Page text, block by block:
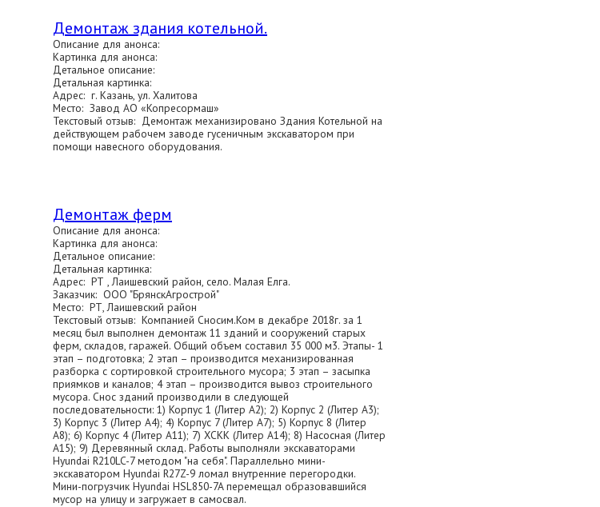
Демонтаж здания котельной.
Описание для анонса:
Картинка для анонса:
Детальное описание:
Детальная картинка:
Адрес: г. Казань, ул. Халитова
Место: Завод АО «Копресормаш»
Текстовый отзыв: Демонтаж механизировано Здания Котельной на
действующем рабочем заводе гусеничным экскаватором при
помощи навесного оборудования.
Демонтаж ферм
Описание для анонса:
Картинка для анонса:
Детальное описание:
Детальная картинка:
Адрес: РТ , Лаишевский район, село. Малая Елга.
Заказчик: ООО "БрянскАгрострой"
Место: РТ, Лаишевский район
Текстовый отзыв: Компанией Сносим.Ком в декабре 2018г. за 1
месяц был выполнен демонтаж 11 зданий и сооружений старых
ферм, складов, гаражей. Общий объем составил 35 000 м3. Этапы- 1
этап – подготовка; 2 этап – производится механизированная
разборка с сортировкой строительного мусора; 3 этап – засыпка
приямков и каналов; 4 этап – производится вывоз строительного
мусора. Снос зданий производили в следующей
последовательности: 1) Корпус 1 (Литер А2); 2) Корпус 2 (Литер А3);
3) Корпус 3 (Литер А4); 4) Корпус 7 (Литер А7); 5) Корпус 8 (Литер
А8); 6) Корпус 4 (Литер А11); 7) ХСКК (Литер А14); 8) Насосная (Литер
А15); 9) Деревянный склад. Работы выполняли экскаваторами
Hyundai R210LC-7 методом "на себя". Параллельно мини-
экскаватором Hyundai R27Z-9 ломал внутренние перегородки.
Мини-погрузчик Hyundai HSL850-7A перемещал образовавшийся
мусор на улицу и загружает в самосвал.